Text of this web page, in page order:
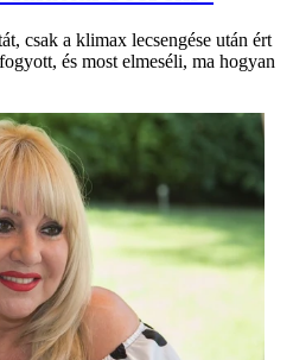
csak a klimax lecsengése után ért
és most elmeséli, ma hogyan